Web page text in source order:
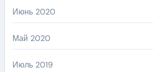
Июнь 2020
Май 2020
Июль 2019